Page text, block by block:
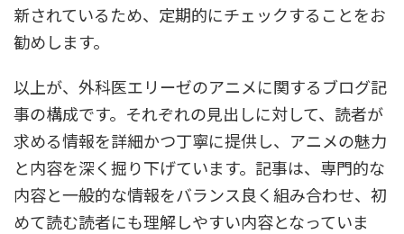
新されているため、定期的にチェックすることをお
勧めします。
以上が、外科医エリーゼのアニメに関するブログ記
事の構成です。それぞれの見出しに対して、読者が
求める情報を詳細かつ丁寧に提供し、アニメの魅力
と内容を深く掘り下げています。記事は、専門的な
内容と一般的な情報をバランス良く組み合わせ、初
めて読む読者にも理解しやすい内容となっていま